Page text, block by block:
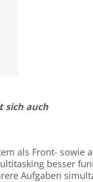
sich auch
als Front- sowie
besser
Aufgaben